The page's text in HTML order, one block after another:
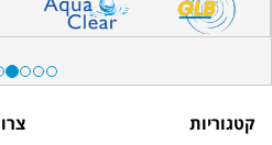
קטגוריות